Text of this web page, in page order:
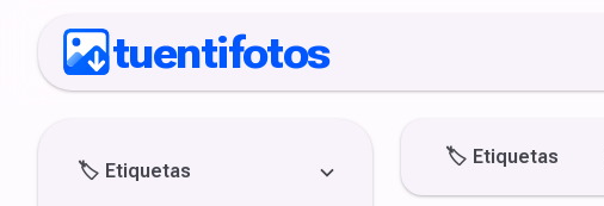
tuentifotos
🏷️ Etiquetas
🏷️ Etiquetas